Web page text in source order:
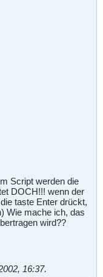
Script werden die
DOCH!!! wenn der
taste Enter drückt,
Wie mache ich, das
wird??
16:37.